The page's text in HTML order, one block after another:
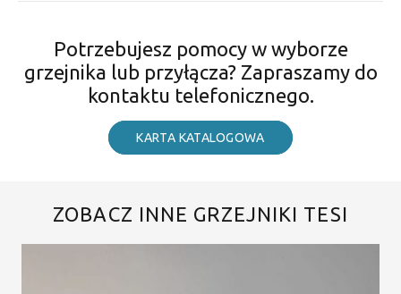
Potrzebujesz pomocy w wyborze
grzejnika lub przyłącza? Zapraszamy do
kontaktu telefonicznego.
KARTA KATALOGOWA
ZOBACZ INNE GRZEJNIKI TESI